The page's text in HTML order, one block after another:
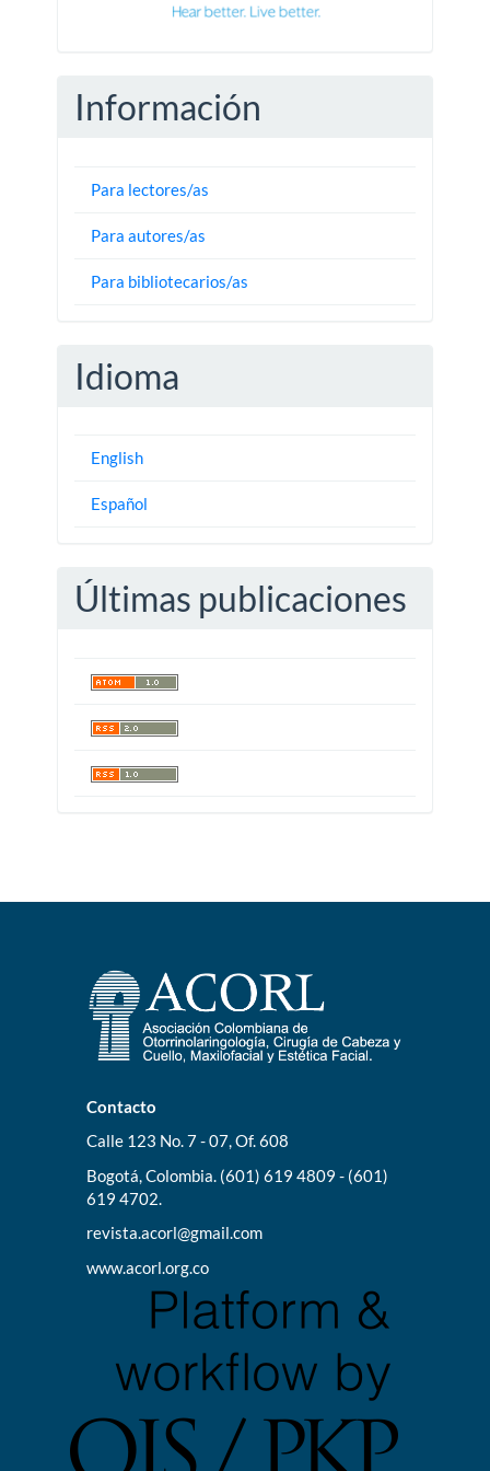
Información
Para lectores/as
Para autores/as
Para bibliotecarios/as
Idioma
English
Español
Últimas publicaciones
Contacto
Calle 123 No. 7 - 07, Of. 608
Bogotá, Colombia. (601) 619 4809 - (601)
619 4702.
revista.acorl@gmail.com
www.acorl.org.co